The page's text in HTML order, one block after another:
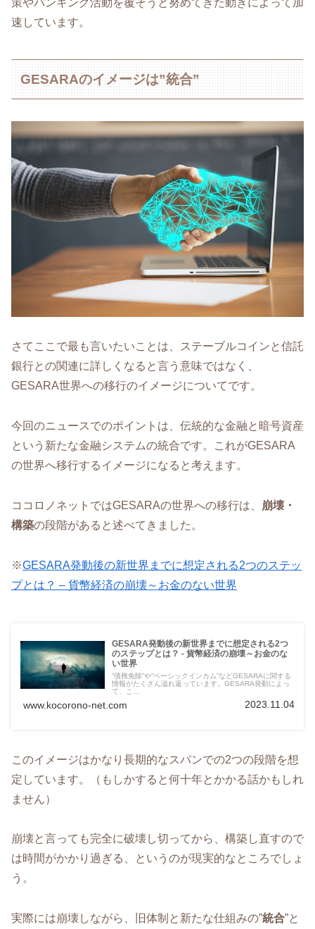
速しています。
GESARAのイメージは”統合”
さてここで最も言いたいことは、ステーブルコインと信託
銀行との関連に詳しくなると言う意味ではなく、
GESARA世界への移行のイメージについてです。
今回のニュースでのポイントは、伝統的な金融と暗号資産
という新たな金融システムの統合です。これがGESARA
の世界へ移行するイメージになると考えます。
ココロノネットではGESARAの世界への移行は、
崩壊・
構築の段階があると述べてきました。
※GESARA発動後の新世界までに想定される2つのステッ
プとは？ – 貨幣経済の崩壊～お金のない世界
GESARA発動後の新世界までに想定される2つ
のステップとは？ - 貨幣経済の崩壊～お金のな
い世界
”債務免除”や”ベーシックインカム”などGESARAに関する
情報がたくさん溢れ返っています。GESARA発動によっ
て、こ...
www.kocorono-net.com 2023.11.04
このイメージはかなり長期的なスパンでの2つの段階を想
定しています。（もしかすると何十年とかかる話かもしれ
ません）
崩壊と言っても完全に破壊し切ってから、構築し直すので
は時間がかかり過ぎる、というのが現実的なところでしょ
う。
実際には崩壊しながら、旧体制と新たな仕組みの”統合”と